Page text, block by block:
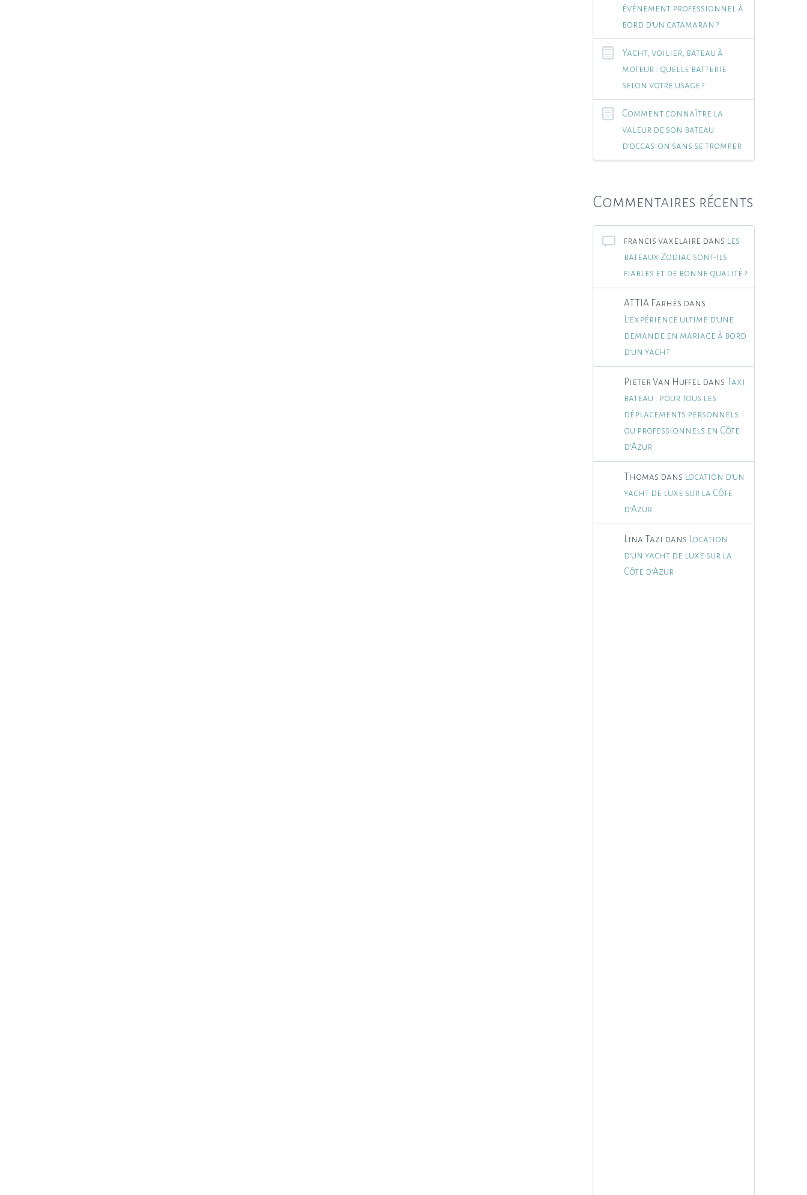
événement professionnel à
bord d’un catamaran ?
Yacht, voilier, bateau à
moteur : quelle batterie
selon votre usage ?
Comment connaître la
valeur de son bateau
d’occasion sans se tromper
Commentaires récents
francis vaxelaire dans
Les
bateaux Zodiac sont-ils
fiables et de bonne qualité ?
ATTIA Farhës dans
L’expérience ultime d’une
demande en mariage à bord
d’un yacht
Pieter Van Huffel dans Taxi
bateau : pour tous les
déplacements personnels
ou professionnels en Côte
d’Azur
Thomas dans
Location d’un
yacht de luxe sur la Côte
d’Azur
Lina Tazi dans
Location
d’un yacht de luxe sur la
Côte d’Azur